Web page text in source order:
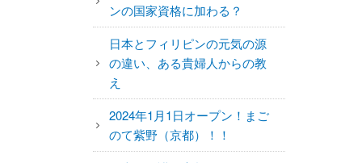
ンの国家資格に加わる？
日本とフィリピンの元気の源
の違い、ある貴婦人からの教
え
2024年1月1日オープン！まご
のて紫野（京都）！！